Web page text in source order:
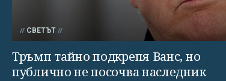
СВЕТЪТ
Тръмп тайно подкрепя Ванс, но
публично не посочва наследник